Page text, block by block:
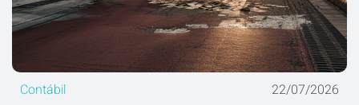
Contábil 22/07/2026